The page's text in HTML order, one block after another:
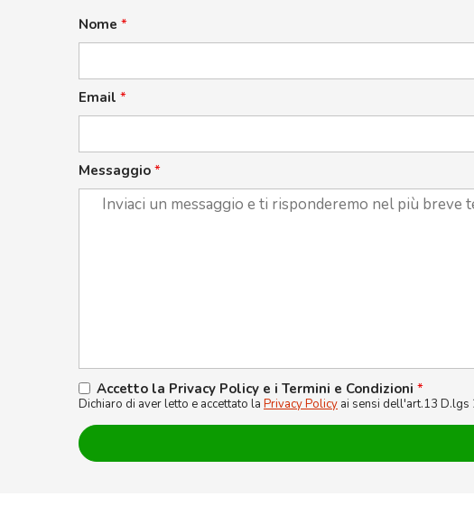
Nome *
Email *
Messaggio *
Accetto la Privacy Policy e i Termini e Condizioni *
Dichiaro di aver letto e accettato la Privacy Policy ai sensi dell'art.13